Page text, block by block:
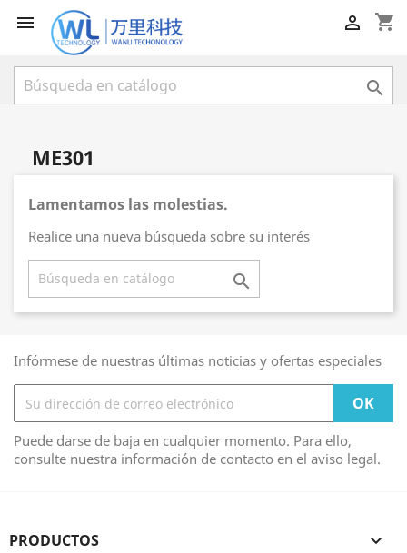
 shopping_cart


ME301
Lamentamos las molestias.
Realice una nueva búsqueda sobre su interés

Infórmese de nuestras últimas noticias y ofertas especiales
Puede darse de baja en cualquier momento. Para ello,
consulte nuestra información de contacto en el aviso legal.
PRODUCTOS 